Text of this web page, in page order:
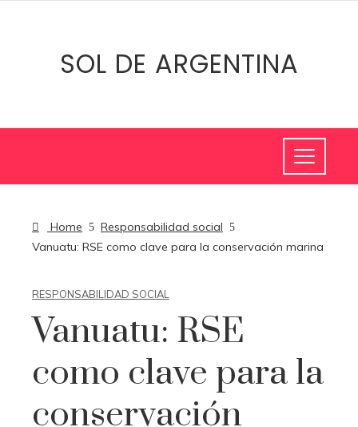
SOL DE ARGENTINA
Home
Responsabilidad social
Vanuatu: RSE como clave para la conservación marina
RESPONSABILIDAD SOCIAL
Vanuatu: RSE
como clave para la
conservación